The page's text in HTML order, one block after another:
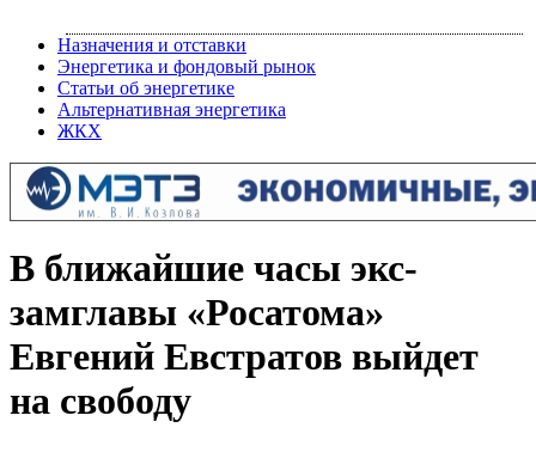
Назначения и отставки
Энергетика и фондовый рынок
Статьи об энергетике
Альтернативная энергетика
ЖКХ
В ближайшие часы экс-
замглавы «Росатома»
Евгений Евстратов выйдет
на свободу